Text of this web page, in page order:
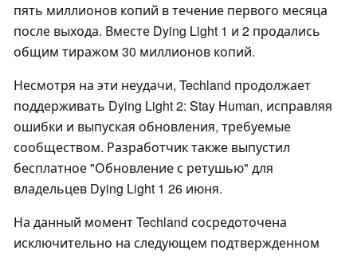
пять миллионов копий в течение первого месяца
после выхода. Вместе Dying Light 1 и 2 продались
общим тиражом 30 миллионов копий.
Несмотря на эти неудачи, Techland продолжает
поддерживать Dying Light 2: Stay Human, исправляя
ошибки и выпуская обновления, требуемые
сообществом. Разработчик также выпустил
бесплатное "Обновление с ретушью" для
владельцев Dying Light 1 26 июня.
На данный момент Techland сосредоточена
исключительно на следующем подтвержденном